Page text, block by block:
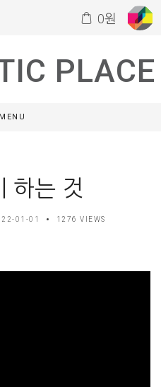
0원
PLACE
MENU
하는 것
01-01 1276 VIEWS